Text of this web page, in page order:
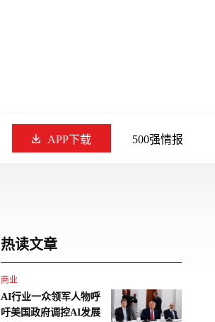
APP下载 500强情报
热读文章
商业
AI行业一众领军人物呼
吁美国政府调控AI发展